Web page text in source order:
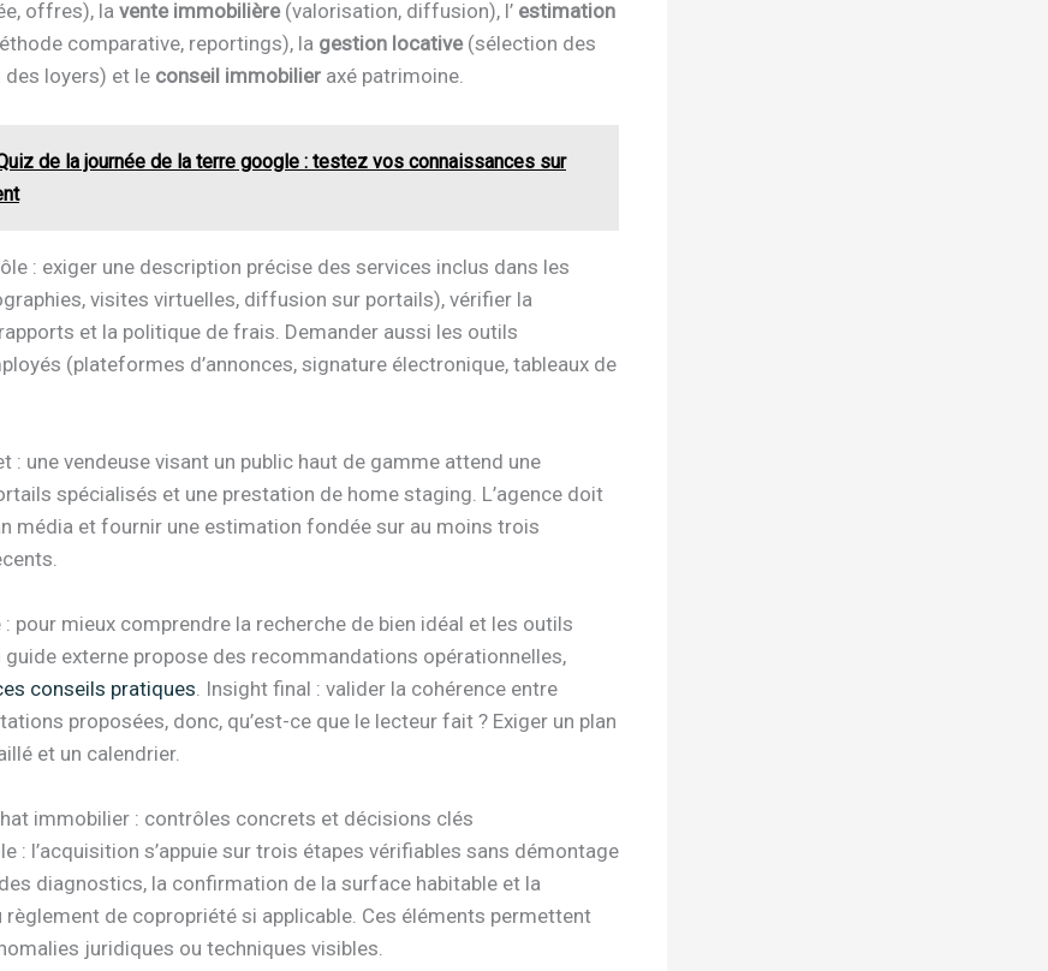
offres), la vente immobilière(valorisation, diffusion), l’ estimation
comparative, reportings), la gestion locative(sélection des
loyers) et le conseil immobilier axé patrimoine.
de la journée de la terre google : testez vos connaissances sur
: exiger une description précise des services inclus dans les
visites virtuelles, diffusion sur portails), vérifier la
et la politique de frais. Demander aussi les outils
(plateformes d’annonces, signature électronique, tableaux de
: une vendeuse visant un public haut de gamme attend une
spécialisés et une prestation de home staging. L’agence doit
média et fournir une estimation fondée sur au moins trois
pour mieux comprendre la recherche de bien idéal et les outils
guide externe propose des recommandations opérationnelles,
conseils pratiques. Insight final : valider la cohérence entre
proposées, donc, qu’est-ce que le lecteur fait ? Exiger un plan
et un calendrier.
immobilier : contrôles concrets et décisions clés
: l’acquisition s’appuie sur trois étapes vérifiables sans démontage
diagnostics, la confirmation de la surface habitable et la
de copropriété si applicable. Ces éléments permettent
juridiques ou techniques visibles.